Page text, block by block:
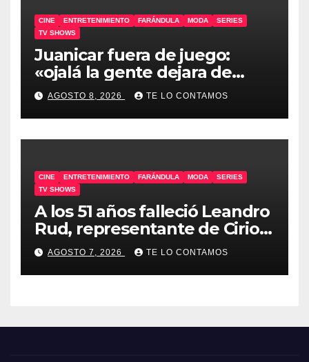
CINE ENTRETENIMIENTO FARÁNDULA MODA
SERIES
TV SHOWS
Juanicar fuera de juego:
«ojalá la gente dejara de
odiar tanto»
AGOSTO 8, 2026 TE LO CONTAMOS
CINE ENTRETENIMIENTO FARÁNDULA MODA
SERIES
TV SHOWS
A los 51 años falleció Leandro
Rud, representante de Cirio,
Loly, Marengo y Maglietti
AGOSTO 7, 2026 TE LO CONTAMOS